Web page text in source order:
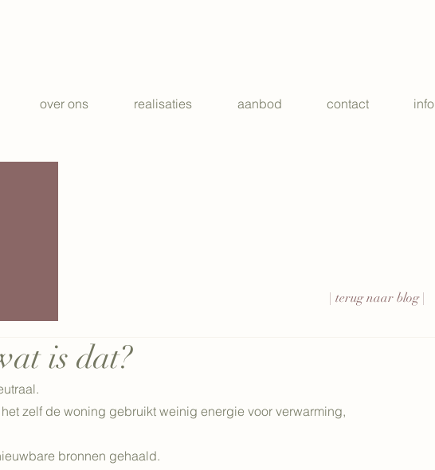
over ons realisaties aanbod contact info
| terug naar blog |
is dat?
zelf de woning gebruikt weinig energie voor verwarming,
bronnen gehaald.